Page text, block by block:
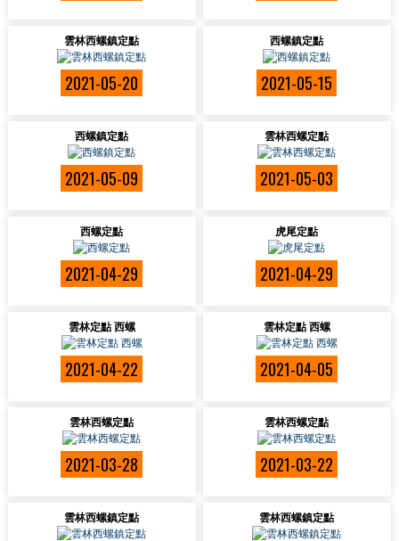
雲林西螺鎮定點
2021-05-20
西螺鎮定點
2021-05-15
西螺鎮定點
2021-05-09
雲林西螺定點
2021-05-03
西螺定點
2021-04-29
虎尾定點
2021-04-29
雲林定點 西螺
2021-04-22
雲林定點 西螺
2021-04-05
雲林西螺定點
2021-03-28
雲林西螺定點
2021-03-22
雲林西螺鎮定點 雲林西螺鎮定點